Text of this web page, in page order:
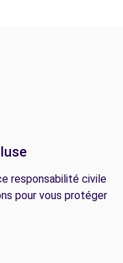
responsabilité civile
pour vous protéger